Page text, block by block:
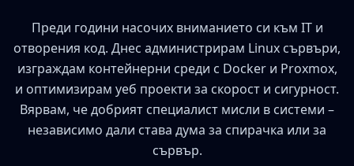
Преди години насочих вниманието си към IT и
отворения код. Днес администрирам Linux сървъри,
изграждам контейнерни среди с Docker и Proxmox,
и оптимизирам уеб проекти за скорост и сигурност.
Вярвам, че добрият специалист мисли в системи –
независимо дали става дума за спирачка или за
сървър.